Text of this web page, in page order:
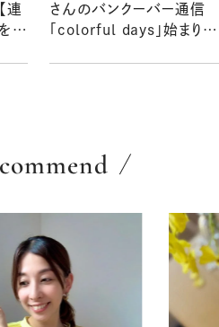
連
与
さんのバンクーバー通信
「colorful days」始まりま